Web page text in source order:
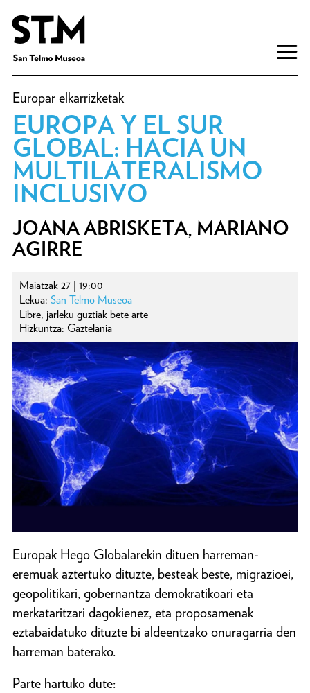
Europar elkarrizketak
EUROPA Y EL SUR
GLOBAL: HACIA UN
MULTILATERALISMO
INCLUSIVO
JOANA ABRISKETA, MARIANO
AGIRRE
Maiatzak 27 | 19:00
Lekua: San Telmo Museoa
Libre, jarleku guztiak bete arte
Hizkuntza: Gaztelania
Europak Hego Globalarekin dituen harreman-
eremuak aztertuko dituzte, besteak beste, migrazioei,
geopolitikari, gobernantza demokratikoari eta
merkataritzari dagokienez, eta proposamenak
eztabaidatuko dituzte bi aldeentzako onuragarria den
harreman baterako.
Parte hartuko dute: